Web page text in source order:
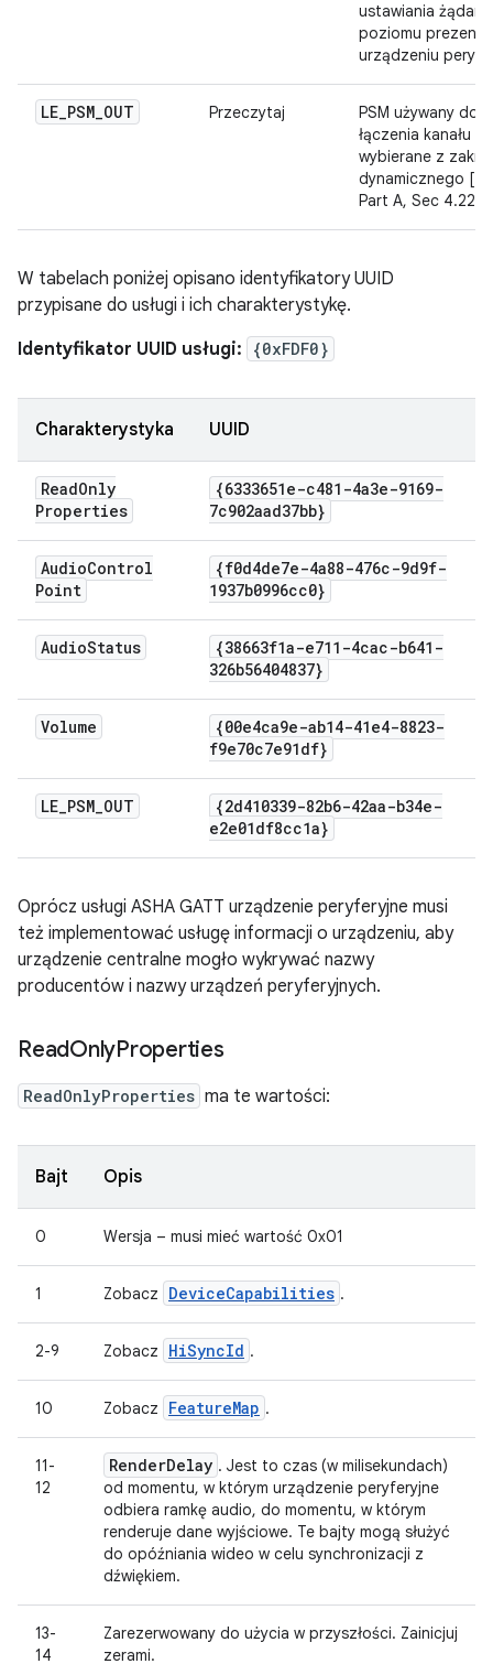
ustawiania
poziomu
urządzeniu
LE_PSM_OUT Przeczytaj
PSM używany do
łączenia kanału
wybierane z
dynamicznego
Part A, Sec 4.22].
W tabelach poniżej opisano identyfikatory UUID
przypisane do usługi i ich charakterystykę.
Identyfikator UUID usługi:
{0xFDF0}
Charakterystyka UUID
ReadOnly
Properties
{6333651e-c481-4a3e-9169-
7c902aad37bb}
AudioControl
Point
{f0d4de7e-4a88-476c-9d9f-
1937b0996cc0}
AudioStatus
{38663f1a-e711-4cac-b641-
326b56404837}
Volume
{00e4ca9e-ab14-41e4-8823-
f9e70c7e91df}
LE_PSM_OUT
{2d410339-82b6-42aa-b34e-
e2e01df8cc1a}
Oprócz usługi ASHA GATT urządzenie peryferyjne musi
też implementować usługę informacji o urządzeniu, aby
urządzenie centralne mogło wykrywać nazwy
producentów i nazwy urządzeń peryferyjnych.
ReadOnlyProperties
ReadOnlyProperties ma te wartości:
Bajt Opis
0 Wersja – musi mieć wartość 0x01
1 Zobacz DeviceCapabilities .
2-9 Zobacz HiSyncId .
10 Zobacz FeatureMap .
11-
12
RenderDelay . Jest to czas (w milisekundach)
od momentu, w którym urządzenie peryferyjne
odbiera ramkę audio, do momentu, w którym
renderuje dane wyjściowe. Te bajty mogą służyć
do opóźniania wideo w celu synchronizacji z
dźwiękiem.
13-
14
Zarezerwowany do użycia w przyszłości. Zainicjuj
zerami.